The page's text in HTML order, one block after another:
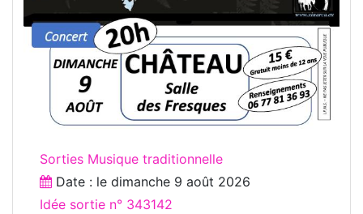
Sorties Musique traditionnelle
Date : le dimanche 9 août 2026
Idée sortie n° 343142